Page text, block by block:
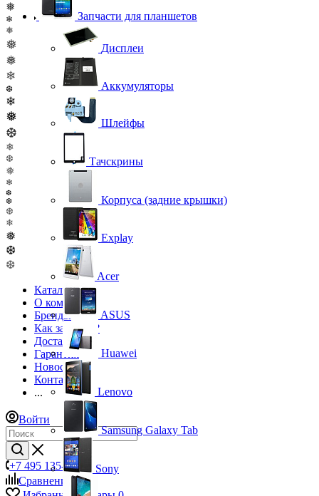
❅
❄
❅
❅
❅
❄
❆
❄
❅
❆
❄
❆
❅
❄
❆
❆
❆
❄
❅
❆
❆
Каталог
О компании
Бренды
Как заказать?
Доставка
Гарантия
Новости
Контакты
...
Войти
+7 495 135-39-43
Сравнение0
Запчасти для планшетов
Дисплеи
Аккумуляторы
Шлейфы
Тачскрины
Корпуса (задние крышки)
Explay
Acer
ASUS
Huawei
Lenovo
Samsung Galaxy Tab
Sony